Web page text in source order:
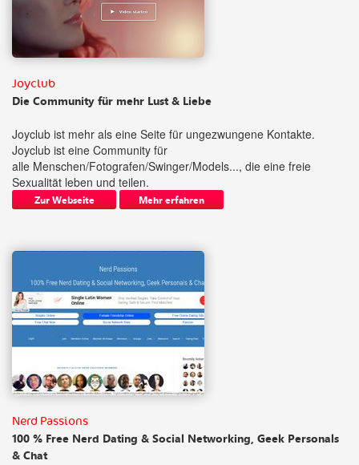
Joyclub
Die Community für mehr Lust & Liebe
Joyclub ist mehr als eine Seite für ungezwungene Kontakte.
Joyclub ist eine Community für
alle Menschen/Fotografen/Swinger/Models..., die eine freie
Sexualität leben und teilen.
Zur Webseite Mehr erfahren
Nerd Passions
100 % Free Nerd Dating & Social Networking, Geek Personals
& Chat